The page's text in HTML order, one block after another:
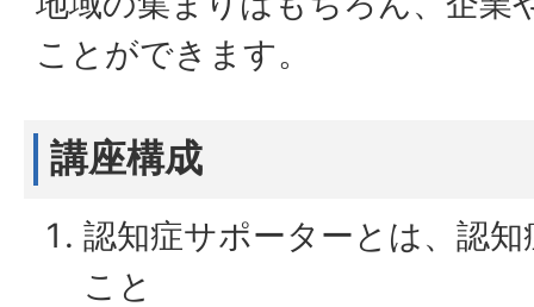
ことができます。
講座構成
認知症サポーターとは、認
こと